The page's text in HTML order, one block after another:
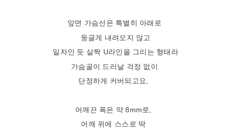
앞면 가슴선은 특별히 아래로
둥글게 내려오지 않고
일자인 듯 살짝 U라인을 그리는 형태라
가슴골이 드러날 걱정 없이
단정하게 커버되고요,
어깨끈 폭은 약 8mm로,
어깨 위에 스스로 딱